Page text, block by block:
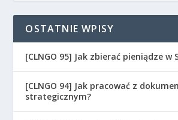
OSTATNIE WPISY
[CLNGO 95] Jak zbierać pieniądze w
[CLNGO 94] Jak pracować z
strategicznym?